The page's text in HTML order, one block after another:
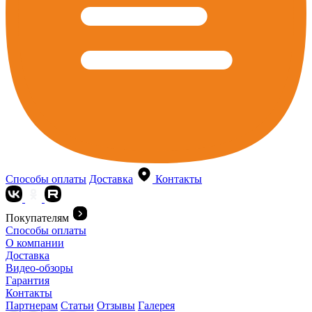
Способы оплаты Доставка Контакты
Покупателям
Способы оплаты
О компании
Доставка
Видео-обзоры
Гарантия
Контакты
Партнерам Статьи Отзывы Галерея